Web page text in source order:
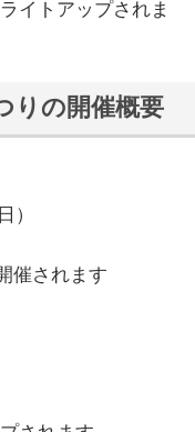
イトアップされま
りの開催概要
）
催されます